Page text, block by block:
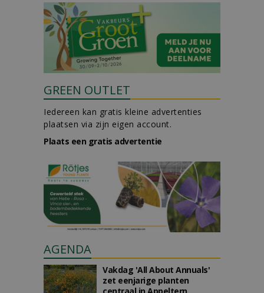
GREEN OUTLET
Iedereen kan gratis kleine advertenties
plaatsen via zijn eigen account.
Plaats een gratis advertentie
AGENDA
Vakdag 'All About Annuals'
zet eenjarige planten